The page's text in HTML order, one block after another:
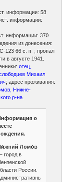
информации: 58
информации:
информации: 370
из донесения:
123 66 с. п. ; пропал
в августе 1941.
отец,
Михаил
; адрес проживания:
Нижне-
р-на.
о
Ломо́в
город в
России.